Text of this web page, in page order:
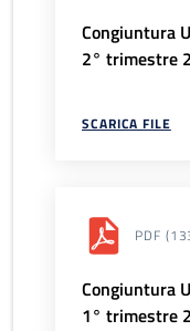
Congiuntura
2° trimestre
SCARICA FILE
PDF
Congiuntura
1° trimestre